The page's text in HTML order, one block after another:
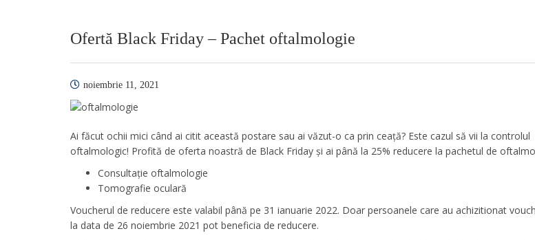
Ofertă Black Friday – Pachet oftalmologie
noiembrie 11, 2021
Ai făcut ochii mici când ai citit această postare sau ai văzut-o ca prin ceață? Este cazul să vii la controlul
oftalmologic! Profită de oferta noastră de Black Friday și ai până la 25% reducere la pachetul de
Consultație oftalmologie
Tomografie oculară
Voucherul de reducere este valabil până pe 31 ianuarie 2022. Doar persoanele care au achizitionat
la data de 26 noiembrie 2021 pot beneficia de reducere.